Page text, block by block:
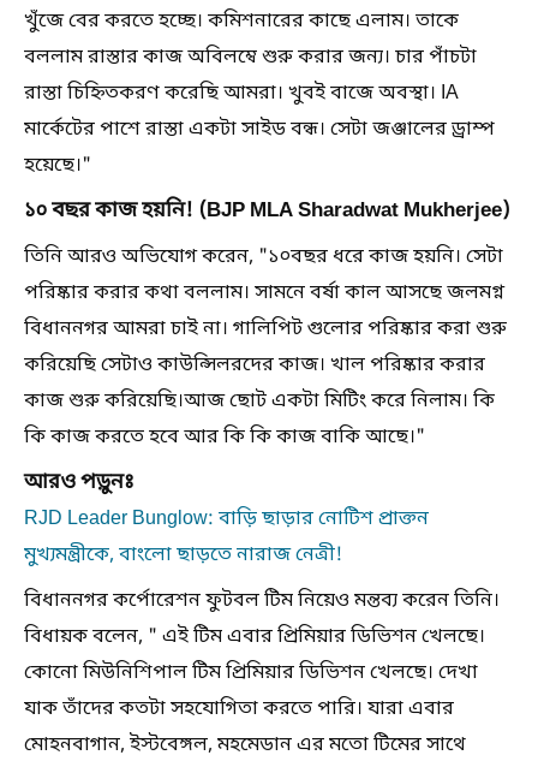
খুঁজে বের করতে হচ্ছে। কমিশনারের কাছে এলাম। তাকে
বললাম রাস্তার কাজ অবিলম্বে শুরু করার জন্য। চার পাঁচটা
রাস্তা চিহ্নিতকরণ করেছি আমরা। খুবই বাজে অবস্থা। IA
মার্কেটের পাশে রাস্তা একটা সাইড বন্ধ। সেটা জঞ্জালের ড্রাম্প
হয়েছে।"
১০ বছর কাজ হয়নি! (BJP MLA Sharadwat Mukherjee)
তিনি আরও অভিযোগ করেন, "১০বছর ধরে কাজ হয়নি। সেটা
পরিষ্কার করার কথা বললাম। সামনে বর্ষা কাল আসছে জলমগ্ন
বিধাননগর আমরা চাই না। গালিপিট গুলোর পরিষ্কার করা শুরু
করিয়েছি সেটাও কাউন্সিলরদের কাজ। খাল পরিষ্কার করার
কাজ শুরু করিয়েছি।আজ ছোট একটা মিটিং করে নিলাম। কি
কি কাজ করতে হবে আর কি কি কাজ বাকি আছে।"
আরও পড়ুনঃ
RJD Leader Bunglow: বাড়ি ছাড়ার নোটিশ প্রাক্তন
মুখ্যমন্ত্রীকে, বাংলো ছাড়তে নারাজ নেত্রী!
বিধাননগর কর্পোরেশন ফুটবল টিম নিয়েও মন্তব্য করেন তিনি।
বিধায়ক বলেন, " এই টিম এবার প্রিমিয়ার ডিভিশন খেলছে।
কোনো মিউনিশিপাল টিম প্রিমিয়ার ডিভিশন খেলছে। দেখা
যাক তাঁদের কতটা সহযোগিতা করতে পারি। যারা এবার
মোহনবাগান, ইস্টবেঙ্গল, মহমেডান এর মতো টিমের সাথে